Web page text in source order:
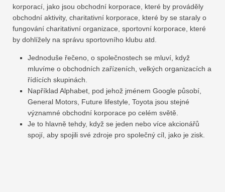
korporací, jako jsou obchodní korporace, které by prováděly
obchodní aktivity, charitativní korporace, které by se staraly o
fungování charitativní organizace, sportovní korporace, které
by dohlížely na správu sportovního klubu atd.
Jednoduše řečeno, o společnostech se mluví, když
mluvíme o obchodních zařízeních, velkých organizacích a
řídících skupinách.
Například Alphabet, pod jehož jménem Google působí,
General Motors, Future lifestyle, Toyota jsou stejné
významné obchodní korporace po celém světě.
Je to hlavně tehdy, když se jeden nebo více akcionářů
spojí, aby spojili své zdroje pro společný cíl, jako je zisk.